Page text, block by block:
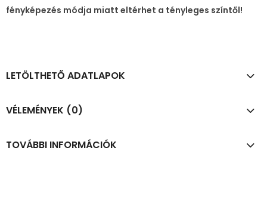
fényképezés módja miatt eltérhet a tényleges színtől!
LETÖLTHETŐ ADATLAPOK
VÉLEMÉNYEK (0)
TOVÁBBI INFORMÁCIÓK